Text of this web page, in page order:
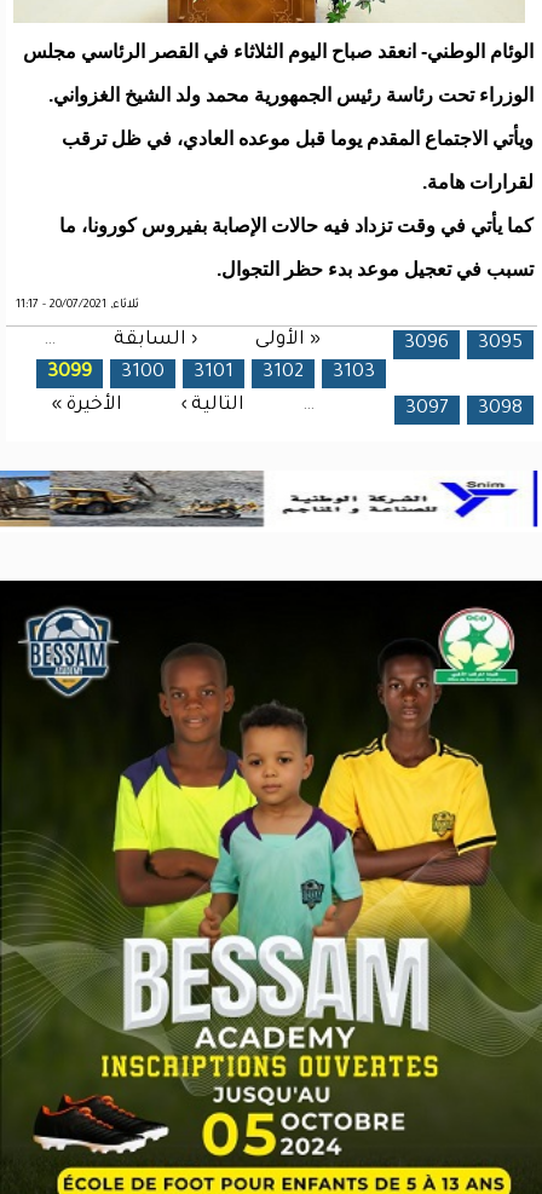
الوئام الوطني- انعقد صباح اليوم الثلاثاء في القصر الرئاسي مجلس
الوزراء تحت رئاسة رئيس الجمهورية محمد ولد الشيخ الغزواني.
ويأتي الاجتماع المقدم يوما قبل موعده العادي، في ظل ترقب
لقرارات هامة.
كما يأتي في وقت تزداد فيه حالات الإصابة بفيروس كورونا، ما
تسبب في تعجيل موعد بدء حظر التجوال.
ثلاثاء, 20/07/2021 - 11:17
الصفحات « الأولى ‹ السابقة … 3095
3096
3097 3098
3099 3100 3101 3102
3103
…
التالية › الأخيرة »